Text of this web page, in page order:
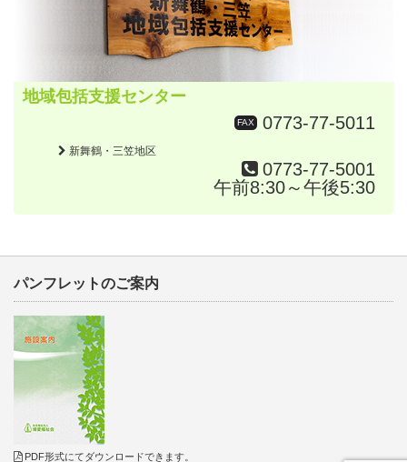
地域包括支援センター
FAX 0773-77-5011
新舞鶴・三笠地区
0773-77-5001
午前8:30～午後5:30
パンフレットのご案内
PDF形式にてダウンロードできます。